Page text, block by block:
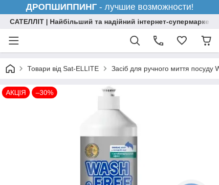
ДРОПШИППИНГ- лучшие возможности!
САТЕЛЛІТ | Найбільший та надійний інтернет-супермаркет
Товари від Sat-ELLITE Засіб для ручного миття посуду
АКЦІЯ –30%